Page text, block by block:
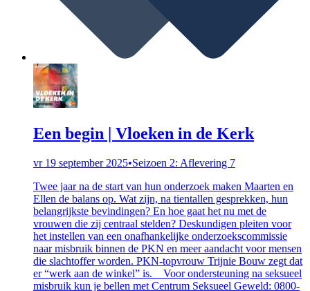
Een begin | Vloeken in de Kerk
vr 19 september 2025•Seizoen 2: Aflevering 7
Twee jaar na de start van hun onderzoek maken Maarten en
Ellen de balans op. Wat zijn, na tientallen gesprekken, hun
belangrijkste bevindingen? En hoe gaat het nu met de
vrouwen die zij centraal stelden? Deskundigen pleiten voor
het instellen van een onafhankelijke onderzoekscommissie
naar misbruik binnen de PKN en meer aandacht voor mensen
die slachtoffer worden. PKN-topvrouw Trijnie Bouw zegt dat
er “werk aan de winkel” is. Voor ondersteuning na seksueel
misbruik kun je bellen met Centrum Seksueel Geweld: 0800-